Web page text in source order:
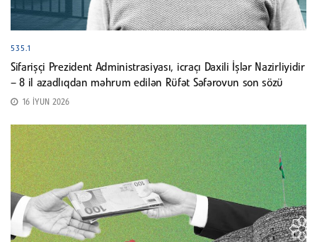
535.1
Sifarişçi Prezident Administrasiyası, icraçı Daxili İşlər Nazirliyidir
– 8 il azadlıqdan məhrum edilən Rüfət Səfərovun son sözü
16 İYUN 2026